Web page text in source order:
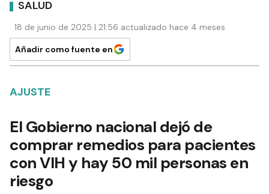
SALUD
18 de junio de 2025 | 21:56 actualizado hace 4 meses
Añadir como fuente en
AJUSTE
El Gobierno nacional dejó de
comprar remedios para pacientes
con VIH y hay 50 mil personas en
riesgo